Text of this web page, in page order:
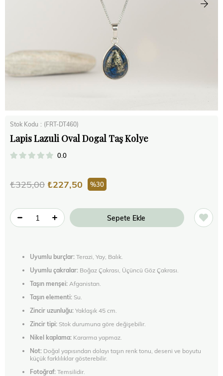
Stok Kodu (FRT-DT460)
Lapis Lazuli Oval Dogal Taş Kolye
0.0
₺325,00 ₺227,50 30
Uyumlu burçlar:Terazi, Yay, Balık.
Uyumlu çakralar: Boğaz Çakrası, Üçüncü Göz Çakrası.
Taşın menşei: Afganistan.
Taşın elementi: Su.
Zincir uzunluğu:Yaklaşık 45 cm.
Zincir tipi: Stok durumuna göre değişebilir.
Nikel kaplama: Kararma yapmaz.
Not: Doğal yapısından dolayı taşın renk tonu, deseni ve boyutu
küçük farklılıklar gösterebilir.
Fotoğraf:Temsilidir.